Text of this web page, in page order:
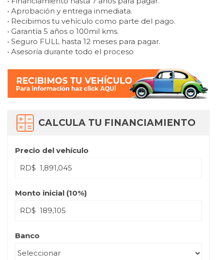
• Aprobación y entrega inmediata.
• Recibimos tu vehículo como parte del pago.
• Garantía 5 años o 100mil kms.
• Seguro FULL hasta 12 meses para pagar.
• Asesoría durante todo el proceso
CALCULA TU FINANCIAMIENTO
Precio del vehículo
RD$
Monto inicial (10%)
RD$
Banco